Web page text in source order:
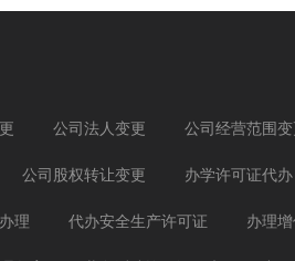
公司法人变更 公司经营范围
公司股权转让变更 办学许可证代办
理 代办安全生产许可证 办理